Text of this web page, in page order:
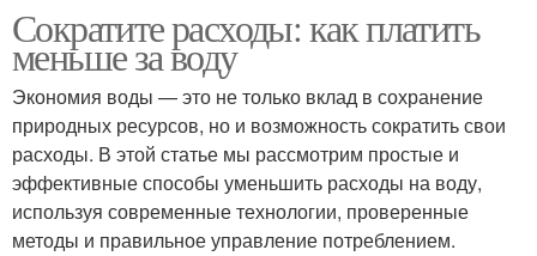
Сократите расходы: как платить
меньше за воду
Экономия воды — это не только вклад в сохранение
природных ресурсов, но и возможность сократить свои
расходы. В этой статье мы рассмотрим простые и
эффективные способы уменьшить расходы на воду,
используя современные технологии, проверенные
методы и правильное управление потреблением.